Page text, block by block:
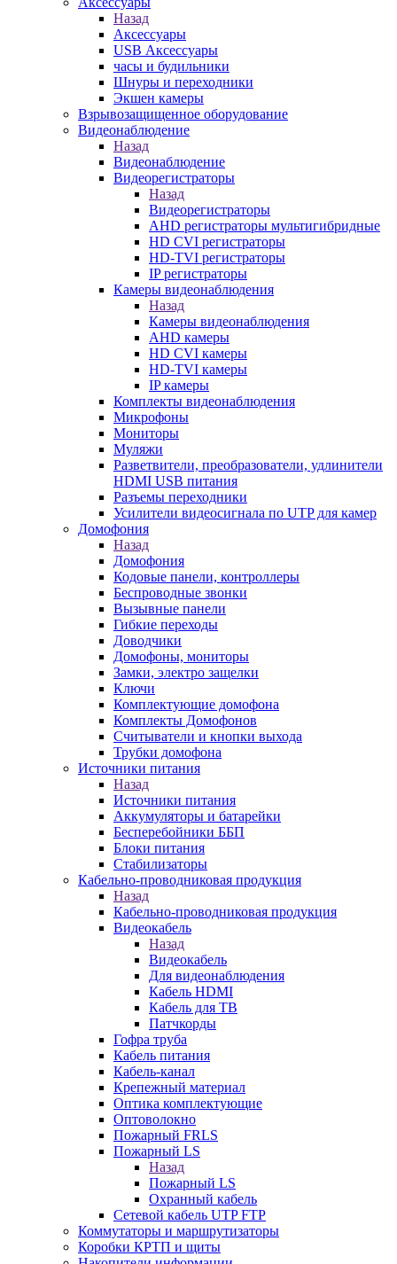
Назад
Аксессуары
USB Аксессуары
часы и будильники
Шнуры и переходники
Экшен камеры
Взрывозащищенное оборудование
Видеонаблюдение
Назад
Видеонаблюдение
Видеорегистраторы
Назад
Видеорегистраторы
AHD регистраторы мультигибридные
HD CVI регистраторы
HD-TVI регистраторы
IP регистраторы
Камеры видеонаблюдения
Назад
Камеры видеонаблюдения
AHD камеры
HD CVI камеры
HD-TVI камеры
IP камеры
Комплекты видеонаблюдения
Микрофоны
Мониторы
Муляжи
Разветвители, преобразователи, удлинители
HDMI USB питания
Разъемы переходники
Усилители видеосигнала по UTP для камер
Домофония
Назад
Домофония
Кодовые панели, контроллеры
Беспроводные звонки
Вызывные панели
Гибкие переходы
Доводчики
Домофоны, мониторы
Замки, электро защелки
Ключи
Комплектующие домофона
Комплекты Домофонов
Считыватели и кнопки выхода
Трубки домофона
Источники питания
Назад
Источники питания
Аккумуляторы и батарейки
Бесперебойники ББП
Блоки питания
Стабилизаторы
Кабельно-проводниковая продукция
Назад
Кабельно-проводниковая продукция
Видеокабель
Назад
Видеокабель
Для видеонаблюдения
Кабель HDMI
Кабель для ТВ
Патчкорды
Гофра труба
Кабель питания
Кабель-канал
Крепежный материал
Оптика комплектующие
Оптоволокно
Пожарный FRLS
Пожарный LS
Назад
Пожарный LS
Охранный кабель
Сетевой кабель UTP FTP
Коммутаторы и маршрутизаторы
Коробки КРТП и щиты